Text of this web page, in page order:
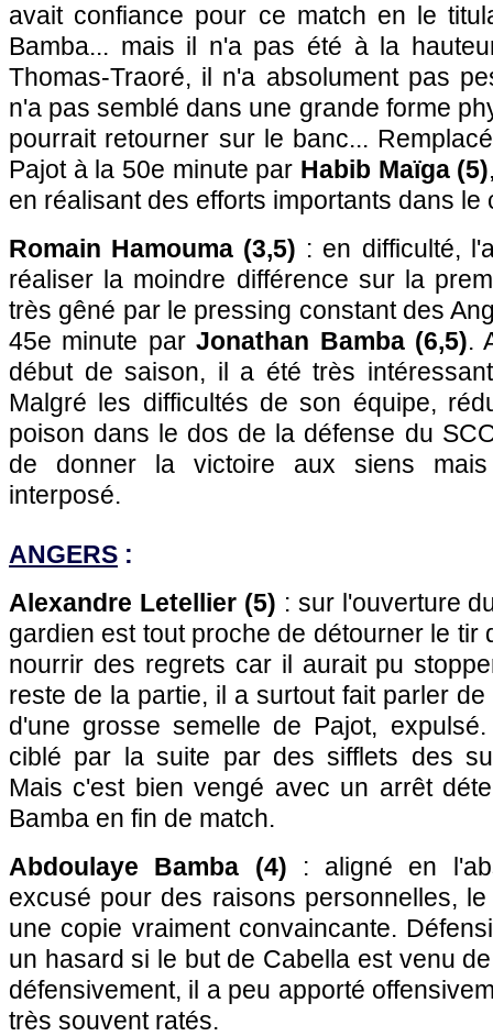
avait confiance pour ce match en le
Bamba... mais il n'a pas été à la
Thomas-Traoré, il n'a absolument pas
n'a pas semblé dans une grande forme
pourrait retourner sur le banc...
Pajot à la 50e minute par Habib Maïga (5)
en réalisant des efforts importants dans le
Romain Hamouma (3,5) : en difficulté,
réaliser la moindre différence sur la
très gêné par le pressing constant des
45e minute parJonathan Bamba (6,5).
début de saison, il a été très
Malgré les difficultés de son équipe,
poison dans le dos de la défense du
de donner la victoire aux siens
interposé.
ANGERS :
Alexandre Letellier (5) : sur l'ouverture
gardien est tout proche de détourner le tir
nourrir des regrets car il aurait pu
reste de la partie, il a surtout fait parler
d'une grosse semelle de Pajot,
ciblé par la suite par des sifflets des
Mais c'est bien vengé avec un arrêt
Bamba en fin de match.
Abdoulaye Bamba (4) : aligné en
excusé pour des raisons personnelles,
une copie vraiment convaincante.
un hasard si le but de Cabella est venu
défensivement, il a peu apporté
très souvent ratés.